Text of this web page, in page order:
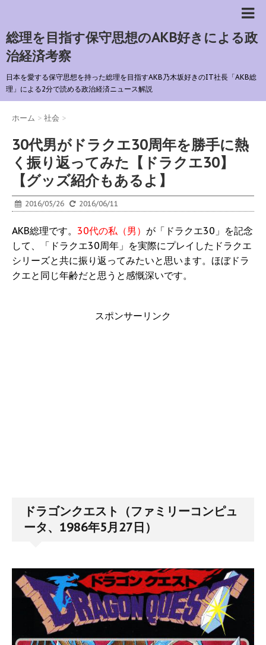
総理を目指す保守思想のAKB好きによる政
治経済考察
日本を愛する保守思想を持った総理を目指すAKB乃木坂好きのIT社長「AKB総
理」による2分で読める政治経済ニュース解説
ホーム > 社会 >
30代男がドラクエ30周年を勝手に熱
く振り返ってみた【ドラクエ30】
【グッズ紹介もあるよ】
2016/05/26 2016/06/11
AKB総理です。 30代の私（男） が「ドラクエ30」を記念
して、「ドラクエ30周年」を実際にプレイしたドラクエ
シリーズと共に振り返ってみたいと思います。ほぼドラ
クエと同じ年齢だと思うと感慨深いです。
スポンサーリンク
ドラゴンクエスト（ファミリーコンピュ
ータ、1986年5月27日）